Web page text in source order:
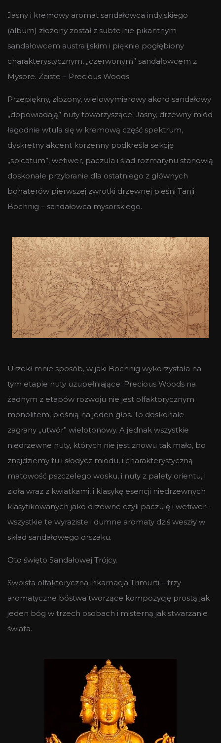
Jasny i kremowy aromat sandałowca indyjskiego
(album) złożony został z subtelnie pikantnym
sandałowcem australijskim i pięknie pogłębiony
charakterystycznym, „czerwonym” sandałowcem z
Mysore. Zaiste – Precious Woods.
Przepiękny, złożony, wielowymiarowy akord sandałowy
„dopowiadają” nuty towarzyszące. Jasny, drzewny miód
łagodnie wtula się w kremową część spektrum,
dyskretny akcent korzenny podkreśla sekcję
„spicatum”, wetiwer, paczula i ślad rozmarynu stanowią
doskonałe przybranie dla ostatniego z głównych
bohaterów pierwszej zwrotki drzewnej pieśni Tanji
Bochnig – sandałowca mysorskiego.
Urzekł mnie sposób, w jaki Bochnig wykorzystała na
tym etapie nuty uzupełniające. Precious Woods na
żadnym z etapów rozwoju nie jest olfaktorycznym
monolitem, pieśnią na jeden głos. To doskonale
zagrany „utwór” wielotonowy. A jednak wszystkie
niedrzewne nuty, których nie jest znowu tak mało, bo
znajdziemy tu i słodycz miodu, i charakterystyczną
matowość pszczelego wosku, i nuty z palety orientu, i
zioła wraz z kwiatkami, i klasykę esencji niedrzewnych
klasyfikowanych jako drzewne czyli paczulę i wetiwer –
wszystkie te wyraziste i dumne aromaty dziś weszły w
skład sandałowego orszaku.
Oto święto Sandałowej Trójcy.
Swoista olfaktoryczna inkarnacja Trimurti – trzy
aromatyczne bóstwa tworzące kompozycję prostą jak
jeden bóg w trzech osobach i misterną jak stwarzanie
świata.